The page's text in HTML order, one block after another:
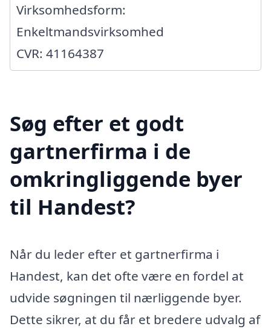
Virksomhedsform:
Enkeltmandsvirksomhed
CVR: 41164387
Søg efter et godt
gartnerfirma i de
omkringliggende byer
til Handest?
Når du leder efter et gartnerfirma i
Handest, kan det ofte være en fordel at
udvide søgningen til nærliggende byer.
Dette sikrer, at du får et bredere udvalg af